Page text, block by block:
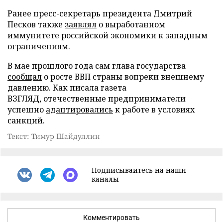
Ранее пресс-секретарь президента Дмитрий
Песков также заявлял о выработанном
иммунитете российской экономики к западным
ограничениям.
В мае прошлого года сам глава государства
сообщал о росте ВВП страны вопреки внешнему
давлению. Как писала газета
ВЗГЛЯД, отечественные предприниматели
успешно адаптировались к работе в условиях
санкций.
Текст: Тимур Шайдуллин
Подписывайтесь на наши
каналы
Комментировать